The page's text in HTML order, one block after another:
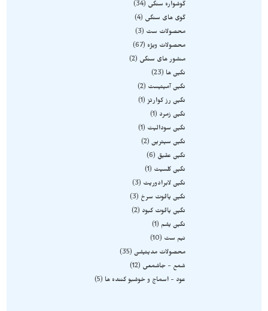
گوشواره سنگی
34
گوی های سنگی
4
محصولات ست
3
محصولات ویژه
67
منشور های سنگی
2
نگین ها
23
نگین آمیتیست
2
نگین رز کوارتز
1
نگین زمرد
1
نگین سودالیت
1
نگین سیترین 2
نگین عقیق
6
نگین کلسیت
1
نگین لابرادوریت
3
نگین یاقوت سرخ
3
نگین یاقوت کبود
2
نگین یشم
1
نیم ست
10
محصولات مدیتیشن 35
شمع - جاشمعی
12
عود - اسماج و خوشبو کننده ها
5